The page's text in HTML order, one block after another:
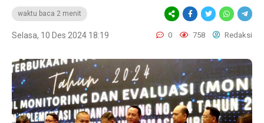
waktu baca 2 menit
Selasa, 10 Des 2024 18:19 0 758 Redaksi